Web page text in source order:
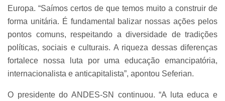
Europa. “Saímos certos de que temos muito a construir de
forma unitária. É fundamental balizar nossas ações pelos
pontos comuns, respeitando a diversidade de tradições
políticas, sociais e culturais. A riqueza dessas diferenças
fortalece nossa luta por uma educação emancipatória,
internacionalista e anticapitalista”, apontou Seferian.
O presidente do ANDES-SN continuou. “A luta educa e